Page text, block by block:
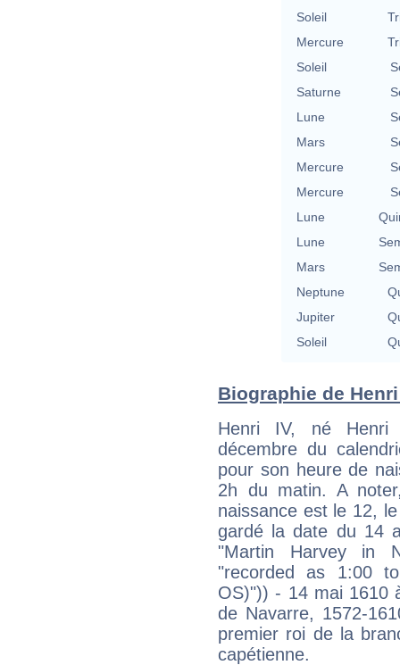
Soleil
Mercure
Soleil
Saturne
Lune
Mars
Mercure
Mercure
Lune
Lune
Mars
Neptune
Jupiter
Soleil
Biographie de
Henri IV, né Henri
décembre du
pour son heure de
2h du matin. A
naissance est le 12,
gardé la date du 14
"Martin Harvey in
"recorded as 1:00
OS)")) - 14 mai 1610
de Navarre, 1572-
premier roi de la
capétienne.